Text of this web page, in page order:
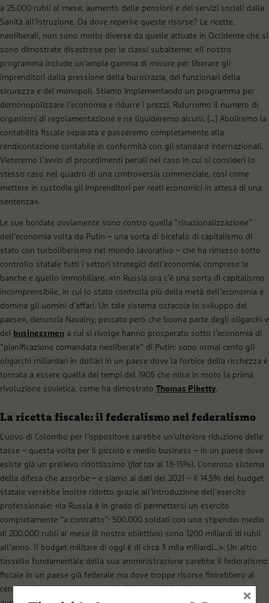
a 25.000 rubli al mese, aumento delle pensioni e dei servizi sociali dalla
Sanità all’Istruzione. Da dove reperire queste risorse? Le ricette,
neoliberali, non sono molto diverse da quelle attuate in Occidente che si
sono dimostrate disastrose per le classi subalterne: «Il nostro
programma include un’ampia gamma di misure per liberare gli
imprenditori dalla pressione della burocrazia, dei funzionari della
sicurezza e dei monopoli. Stiamo implementando un programma per
demonopolizzare l’economia e ridurre i prezzi. Ridurremo il numero di
organismi di regolamentazione e ne liquideremo alcuni. […] Aboliremo la
contabilità fiscale separata e passeremo completamente alla
rendicontazione contabile in conformità con gli standard internazionali.
Vieteremo l’avvio di procedimenti penali nel caso in cui si consideri lo
stesso caso nel quadro di una controversia commerciale, così come
mettere in custodia gli imprenditori per reati economici in attesa di una
sentenza».
Le sue bordate ovviamente sono contro quella “rinazionalizzazione”
dell’economia volta da Putin – una sorta di bicefalo di capitalismo di
stato con turboliberismo nel mondo lavorativo – che ha rimesso sotto
controllo statale tutti i settori strategici dell’economia, comprese le
banche e quello immobiliare. «In Russia ora c’è una sorta di capitalismo
incomprensibile, in cui lo stato controlla più della metà dell’economia e
domina gli uomini d’affari. Un tale sistema ostacola lo sviluppo del
paese», denuncia Navalny, peccato però che buona parte degli oligarchi e
dei businessmen a cui si rivolge hanno prosperato sotto l’economia di
“pianificazione comandata neoliberale” di Putin: sono ormai cento gli
oligarchi miliardari in dollari in un paese dove la forbice della ricchezza è
tornata a essere quella dei tempi del 1905 che mise in moto la prima
rivoluzione sovietica, come ha dimostrato Thomas Piketty.
La ricetta fiscale: il federalismo nel federalismo
L’uovo di Colombo per l’oppositore sarebbe un’ulteriore riduzione delle
tasse – questa volta per il piccolo e medio business – in un paese dove
esiste già un prelievo ridottissimo (flat tax al 13-15%). L’oneroso sistema
della difesa che assorbe – e siamo ai dati del 2021 – il 14,5% del budget
statale verrebbe inoltre ridotto grazie all’introduzione dell’esercito
professionale: «la Russia è in grado di permettersi un esercito
completamente “a contratto”: 500.000 soldati con uno stipendio medio
di 200.000 rubli al mese (il nostro obiettivo) sono 1200 miliardi di rubli
all’anno. Il budget militare di oggi è di circa 3 mila miliardi…». Un altro
tassello fondamentale della sua amministrazione sarebbe il federalismo
fiscale in un paese già federale ma dove troppe risorse finirebbero al
centro: «Il nostro programma di riforma del bilancio prevede un
×